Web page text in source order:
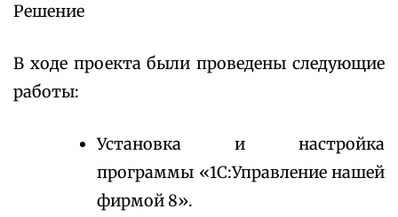
Решение
В ходе проекта были проведены следующие
работы:
Установка и настройка
программы «1С:Управление нашей
фирмой 8».